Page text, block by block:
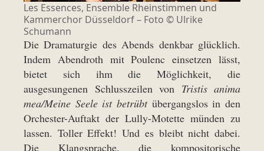
Les Essences, Ensemble Rheinstimmen und
Kammerchor Düsseldorf – Foto © Ulrike
Schumann
Die Dramaturgie des Abends denkbar glücklich.
Indem Abendroth mit Poulenc einsetzen lässt,
bietet sich ihm die Möglichkeit, die
ausgesungenen Schlusszeilen von Tristis anima
mea/Meine Seele ist betrübtübergangslos in den
Orchester-Auftakt der Lully-Motette münden zu
lassen. Toller Effekt! Und es bleibt nicht dabei.
Die Klangsprache, die kompositorische